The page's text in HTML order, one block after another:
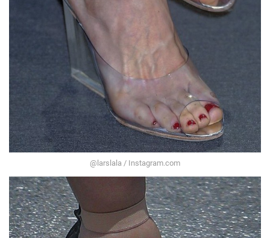
@larslala / Instagram.com